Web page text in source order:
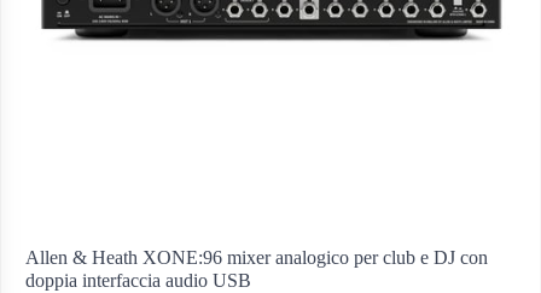
Allen & Heath XONE:96 mixer analogico per club e DJ con
doppia interfaccia audio USB